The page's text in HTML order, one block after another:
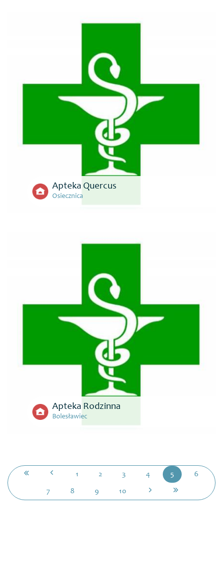
Apteka Quercus
Osiecznica
Apteka Rodzinna
Bolesławiec
1 2 3 4 5 6
7 8 9 10